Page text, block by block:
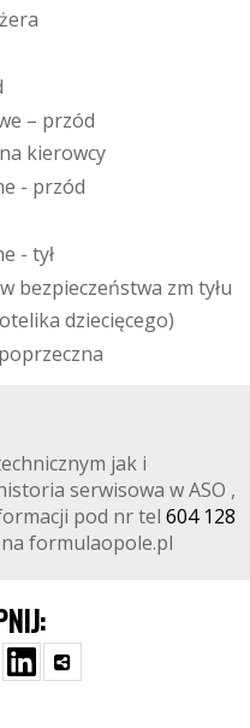
żera
e – przód
na kierowcy
e - przód
e - tył
w bezpieczeństwa zm tyłu
otelika dziecięcego)
poprzeczna
jak i
serwisowa w ASO ,
pod nr tel 604 128
formulaopole.pl